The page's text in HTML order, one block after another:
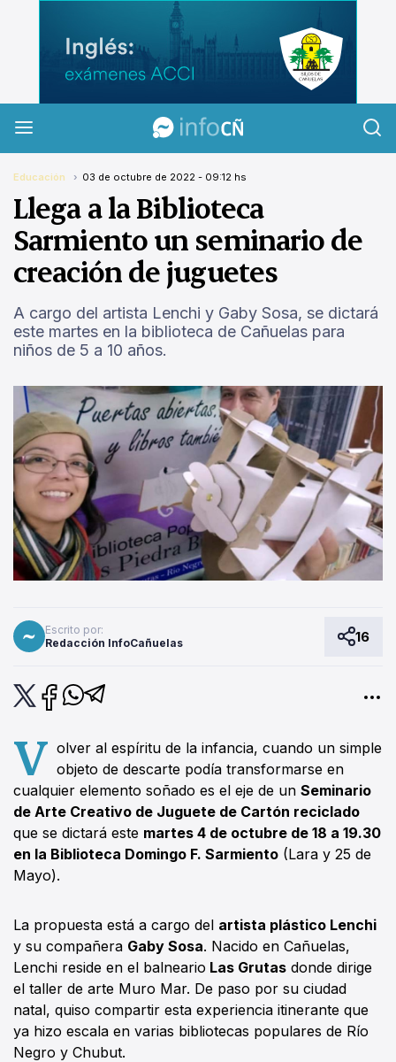
InfoCañuelas
Educación 03 de octubre de 2022 - 09:12 hs
Llega a la Biblioteca
Sarmiento un seminario de
creación de juguetes
A cargo del artista Lenchi y Gaby Sosa, se dictará
este martes en la biblioteca de Cañuelas para
niños de 5 a 10 años.
Escrito por:
Redacción InfoCañuelas
16
V olver al espíritu de la infancia, cuando un simple
objeto de descarte podía transformarse en
cualquier elemento soñado es el eje de un Seminario
de Arte Creativo de Juguete de Cartón reciclado
que se dictará este martes 4 de octubre de 18 a 19.30
en la Biblioteca Domingo F. Sarmiento (Lara y 25 de
Mayo).
La propuesta está a cargo del artista plástico Lenchi
y su compañera Gaby Sosa. Nacido en Cañuelas,
Lenchi reside en el balneario Las Grutas donde dirige
el taller de arte Muro Mar. De paso por su ciudad
natal, quiso compartir esta experiencia itinerante que
ya hizo escala en varias bibliotecas populares de Río
Negro y Chubut.